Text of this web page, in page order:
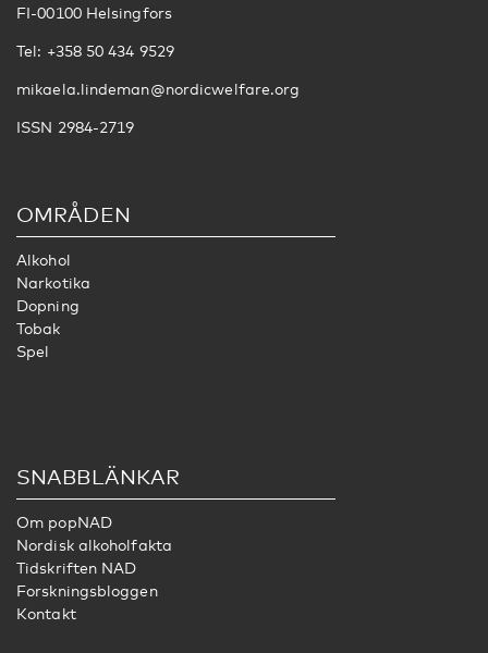
FI-00100 Helsingfors
Tel: +358 50 434 9529
mikaela.lindeman@nordicwelfare.org
ISSN 2984-2719
OMRÅDEN
Alkohol
Narkotika
Dopning
Tobak
Spel
SNABBLÄNKAR
Om popNAD
Nordisk alkoholfakta
Tidskriften NAD
Forskningsbloggen
Kontakt